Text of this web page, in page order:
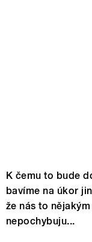
K čemu to bude
bavíme na úkor
že nás to
nepochybuju...